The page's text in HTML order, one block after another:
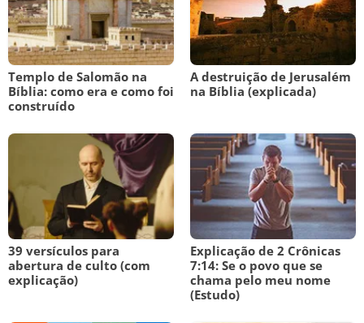
Templo de Salomão na
Bíblia: como era e como foi
construído
A destruição de Jerusalém
na Bíblia (explicada)
39 versículos para
abertura de culto (com
explicação)
Explicação de 2 Crônicas
7:14: Se o povo que se
chama pelo meu nome
(Estudo)